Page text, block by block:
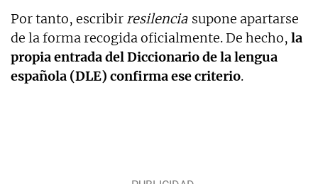
Por tanto, escribir resilencia supone apartarse
de la forma recogida oficialmente. De hecho, la
propia entrada del Diccionario de la lengua
española (DLE) confirma ese criterio.